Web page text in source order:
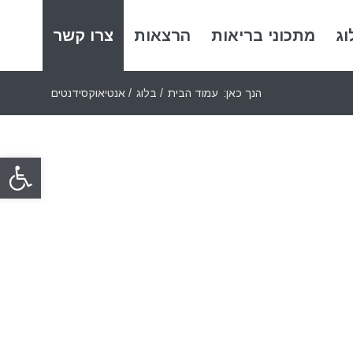
מתכוני בריאות הרצאות צרו קשר
הנך כאן: עמוד הבית / בלוג / אנטיאוקסידנטים
פתח